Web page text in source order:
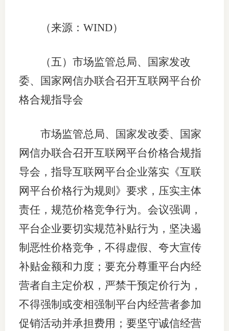
（来源：WIND）
（五）市场监管总局、国家发改
委、国家网信办联合召开互联网平台价
格合规指导会
市场监管总局、国家发改委、国家
网信办联合召开互联网平台价格合规指
导会，指导互联网平台企业落实《互联
网平台价格行为规则》要求，压实主体
责任，规范价格竞争行为。会议强调，
平台企业要切实规范补贴行为，坚决遏
制恶性价格竞争，不得虚假、夸大宣传
补贴金额和力度；要充分尊重平台内经
营者自主定价权，严禁干预定价行为，
不得强制或变相强制平台内经营者参加
促销活动并承担费用；要坚守诚信经营